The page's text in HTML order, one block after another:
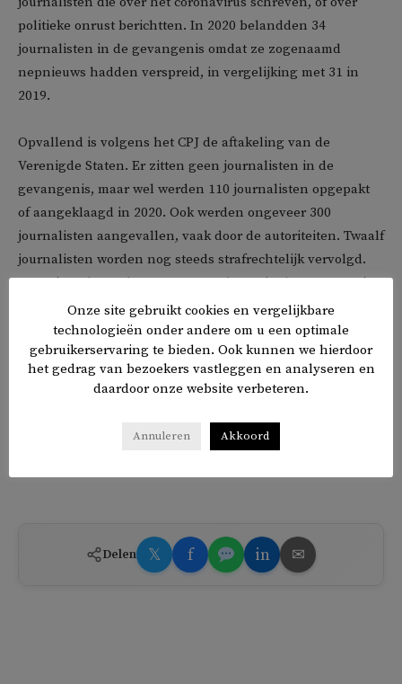
politieke onrust berichtten. In 2020 belandden 34
journalisten in de gevangenis omdat ze zogenaamd
nepnieuws hadden verspreid, in vergelijking met 31 in
2019.
Opvallend is volgens het CPJ de aftakeling van de
Verenigde Staten. Er zitten geen journalisten in de
gevangenis, maar wel werden 110 journalisten opgepakt
of aangeklaagd in 2020. Ook werden ongeveer 300
journalisten aangevallen, vaak door de autoriteiten. Twaalf
journalisten worden nog steeds strafrechtelijk vervolgd.
Sommigen lopen het gevaar om alsnog in de gevangenis
te belanden.
Vorige week executeerde Iran, waar vijftien journalisten
gevangen zitten, de journalistRuhollah Zam. Hij werd
nepnieuws, het beledigen van de islamitische waarden en
ayatollah Ali Khamenei, de hoogste geestelijke leider van
Delen 𝕏 f in ✉
Onze site gebruikt cookies en vergelijkbare
technologieën onder andere om u een optimale
gebruikerservaring te bieden. Ook kunnen we hierdoor
het gedrag van bezoekers vastleggen en analyseren en
daardoor onze website verbeteren.
Annuleren Akkoord